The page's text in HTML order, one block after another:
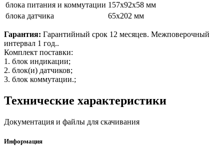
блока питания и коммутации 157x92x58 мм
блока датчика
65х202 мм
Гарантия: Гарантийный срок 12 месяцев. Межповерочный
интервал 1 год..
Комплект поставки:
1. блок индикации;
2. блок(и) датчиков;
3. блок коммутации.;
Технические характеристики
Документация и файлы для скачивания
Информация